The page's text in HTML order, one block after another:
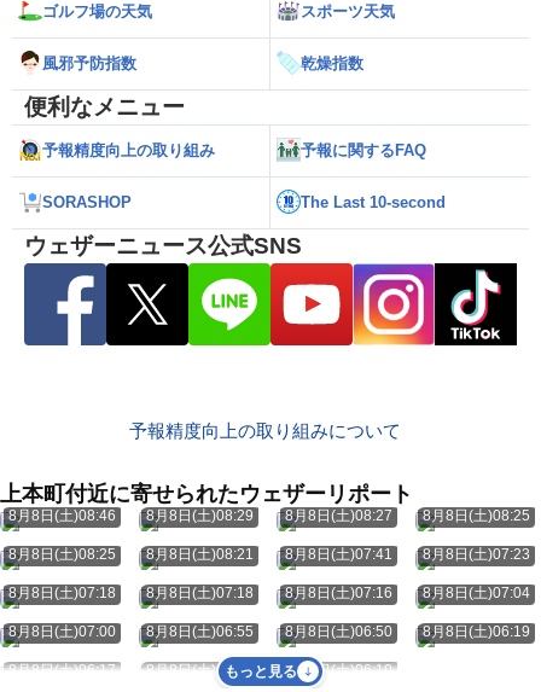
ゴルフ場の天気 スポーツ天気
風邪予防指数 乾燥指数
便利なメニュー
予報精度向上の取り組み 予報に関するFAQ
SORASHOP The Last 10-second
ウェザーニュース公式SNS
予報精度向上の取り組みについて
上本町付近に寄せられたウェザーリポート
8月8日(土)08:46 8月8日(土)08:29 8月8日(土)08:27 8月8日(土)08:25
8月8日(土)08:25 8月8日(土)08:21 8月8日(土)07:41 8月8日(土)07:23
8月8日(土)07:18 8月8日(土)07:18 8月8日(土)07:16 8月8日(土)07:04
8月8日(土)07:00 8月8日(土)06:55 8月8日(土)06:50 8月8日(土)06:19
8月8日(土)06:17 8月8日(土)06:13 8月8日(土)06:10
もっと見る